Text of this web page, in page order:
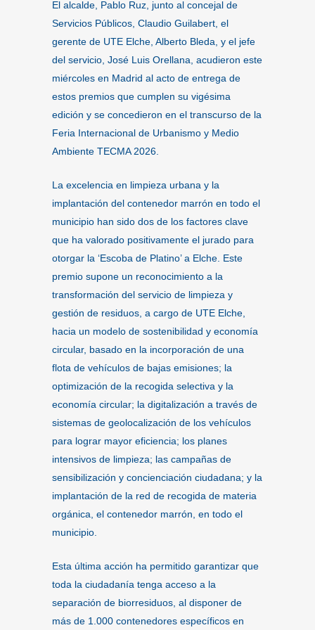
El alcalde, Pablo Ruz, junto al concejal de
Servicios Públicos, Claudio Guilabert, el
gerente de UTE Elche, Alberto Bleda, y el jefe
del servicio, José Luis Orellana, acudieron este
miércoles en Madrid al acto de entrega de
estos premios que cumplen su vigésima
edición y se concedieron en el transcurso de la
Feria Internacional de Urbanismo y Medio
Ambiente TECMA 2026.
La excelencia en limpieza urbana y la
implantación del contenedor marrón en todo el
municipio han sido dos de los factores clave
que ha valorado positivamente el jurado para
otorgar la ‘Escoba de Platino’ a Elche. Este
premio supone un reconocimiento a la
transformación del servicio de limpieza y
gestión de residuos, a cargo de UTE Elche,
hacia un modelo de sostenibilidad y economía
circular, basado en la incorporación de una
flota de vehículos de bajas emisiones; la
optimización de la recogida selectiva y la
economía circular; la digitalización a través de
sistemas de geolocalización de los vehículos
para lograr mayor eficiencia; los planes
intensivos de limpieza; las campañas de
sensibilización y concienciación ciudadana; y la
implantación de la red de recogida de materia
orgánica, el contenedor marrón, en todo el
municipio.
Esta última acción ha permitido garantizar que
toda la ciudadanía tenga acceso a la
separación de biorresiduos, al disponer de
más de 1.000 contenedores específicos en